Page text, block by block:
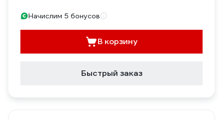
Начислим 5 бонусов
В корзину
Быстрый заказ